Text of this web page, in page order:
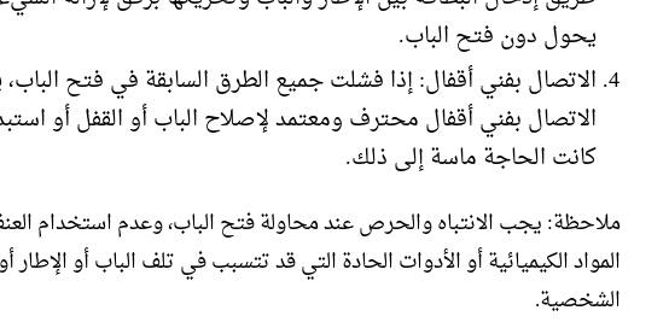
يحول دون فتح الباب.
الاتصال بفني أقفال: إذا فشلت جميع الطرق السابقة في فتح
الاتصال بفني أقفال محترف ومعتمد لإصلاح الباب أو القفل أو
كانت الحاجة ماسة إلى ذلك.
ملاحظة: يجب الانتباه والحرص عند محاولة فتح الباب، وعدم استخدام
المواد الكيميائية أو الأدوات الحادة التي قد تتسبب في تلف الباب أو الإطار
الشخصية.